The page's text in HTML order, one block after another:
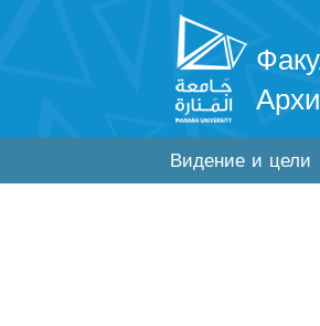
Видение и цели